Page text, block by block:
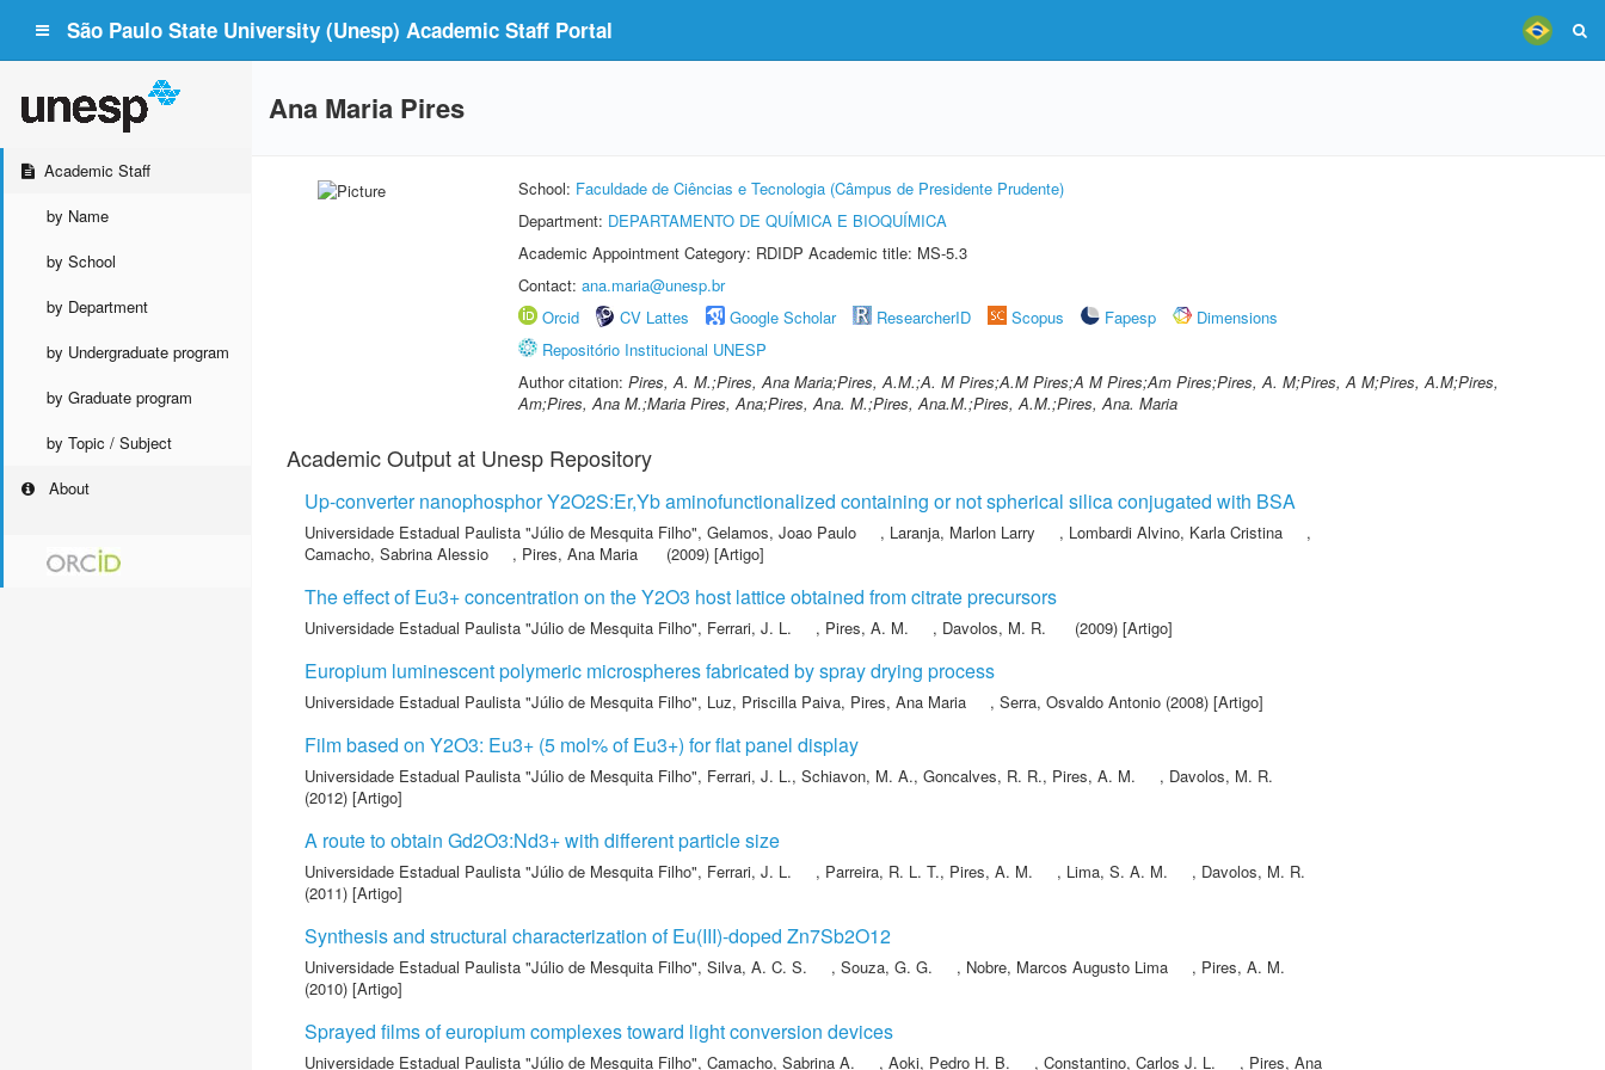
São Paulo State University (Unesp) Academic Staff Portal
Academic Staff
by Name
by School
by Department
by Undergraduate program
by Graduate program
by Topic / Subject
About
Ana Maria Pires
School: Faculdade de Ciências e Tecnologia (Câmpus de Presidente Prudente)
Department: DEPARTAMENTO DE QUÍMICA E BIOQUÍMICA
Academic Appointment Category: RDIDP Academic title: MS-5.3
Contact: ana.maria@unesp.br
Orcid
CV Lattes Google Scholar ResearcherID Scopus Fapesp
Dimensions
Repositório Institucional UNESP
Author citation: Pires, A. M.;Pires, Ana Maria;Pires, A.M.;A. M Pires;A.M Pires;A M Pires;Am Pires;Pires, A. M;Pires, A M;Pires, A.M;Pires,
Am;Pires, Ana M.;Maria Pires, Ana;Pires, Ana. M.;Pires, Ana.M.;Pires, A.M.;Pires, Ana. Maria
Academic Output at Unesp Repository
Up-converter nanophosphor Y2O2S:Er,Yb aminofunctionalized containing or not spherical silica conjugated with BSA
Universidade Estadual Paulista "Júlio de Mesquita Filho", Gelamos, Joao Paulo , Laranja, Marlon Larry , Lombardi Alvino, Karla Cristina
,
Camacho, Sabrina Alessio
, Pires, Ana Maria (2009) [Artigo]
The effect of Eu3+ concentration on the Y2O3 host lattice obtained from citrate precursors
Universidade Estadual Paulista "Júlio de Mesquita Filho", Ferrari, J. L. , Pires, A. M. , Davolos, M. R. (2009) [Artigo]
Europium luminescent polymeric microspheres fabricated by spray drying process
Universidade Estadual Paulista "Júlio de Mesquita Filho", Luz, Priscilla Paiva, Pires, Ana Maria , Serra, Osvaldo Antonio (2008) [Artigo]
Film based on Y2O3: Eu3+ (5 mol% of Eu3+) for flat panel display
Universidade Estadual Paulista "Júlio de Mesquita Filho", Ferrari, J. L., Schiavon, M. A., Goncalves, R. R., Pires, A. M. , Davolos, M. R.
(2012) [Artigo]
A route to obtain Gd2O3:Nd3+ with different particle size
Universidade Estadual Paulista "Júlio de Mesquita Filho", Ferrari, J. L. , Parreira, R. L. T., Pires, A. M. , Lima, S. A. M. , Davolos, M. R.
(2011) [Artigo]
Synthesis and structural characterization of Eu(III)-doped Zn7Sb2O12
Universidade Estadual Paulista "Júlio de Mesquita Filho", Silva, A. C. S. , Souza, G. G. , Nobre, Marcos Augusto Lima , Pires, A. M.
(2010) [Artigo]
Sprayed films of europium complexes toward light conversion devices
Universidade Estadual Paulista "Júlio de Mesquita Filho", Camacho, Sabrina A. , Aoki, Pedro H. B. , Constantino, Carlos J. L. , Pires, Ana